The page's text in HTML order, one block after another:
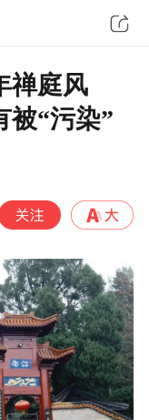
禅庭风
被“污染”